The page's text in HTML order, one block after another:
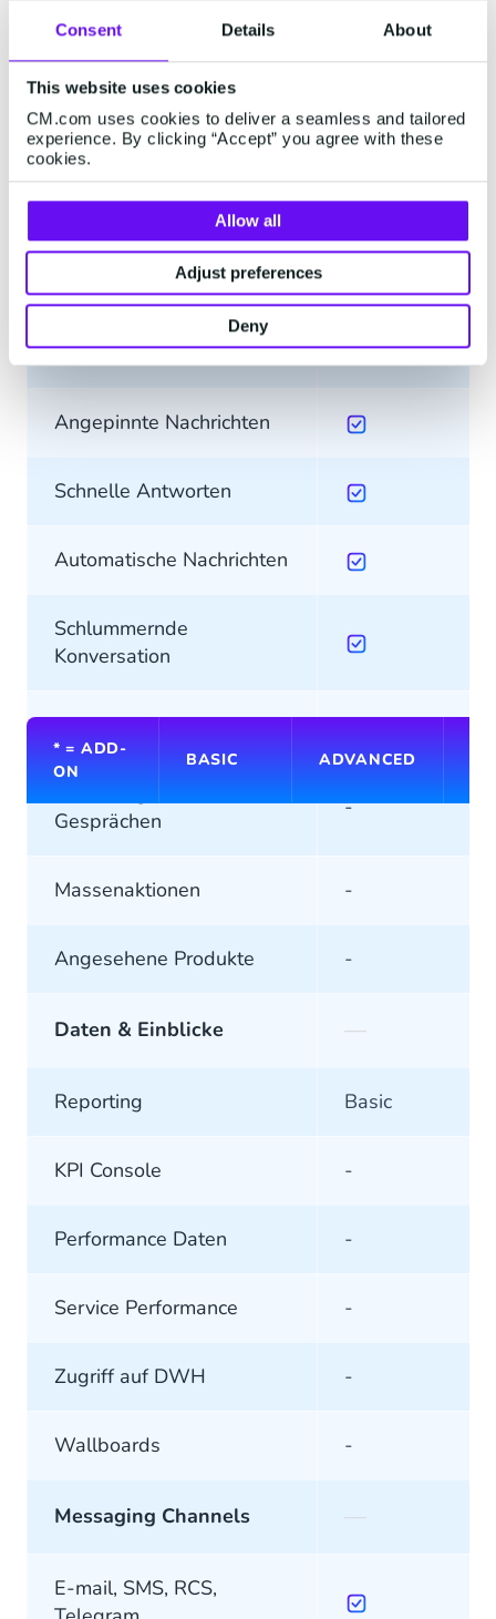
Consent Details About
This website uses cookies
CM.com uses cookies to deliver a seamless and tailored
experience. By clicking “Accept” you agree with these
cookies.
Allow all
Adjust preferences
Deny
* = ADD-
ON
BASIC ADVANCED
Gesprächs-Tools —
Interne Kooperation
Externe Kooperation
Konversation- Tagging Basic
Angepinnte Nachrichten
Schnelle Antworten
Automatische Nachrichten
Schlummernde
Konversation
Vernetzte Gespräche -
Gesprächen
-
Massenaktionen -
Angesehene Produkte -
Daten & Einblicke —
Reporting Basic
KPI Console -
Performance Daten -
Service Performance -
Zugriff auf DWH -
Wallboards -
Messaging Channels —
E-mail, SMS, RCS,